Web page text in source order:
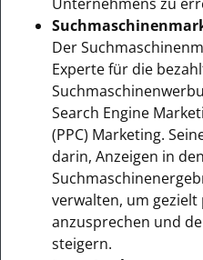
Der
Experte für die
Search Engine
(PPC) Marketing.
darin, Anzeigen in den
verwalten, um
anzusprechen und
steigern.